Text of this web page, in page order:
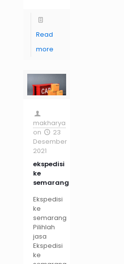
Read
more
makharya
on
23
Desember
2021
ekspedisi
ke
semarang
Ekspedisi
ke
semarang
Pilihlah
jasa
Ekspedisi
ke